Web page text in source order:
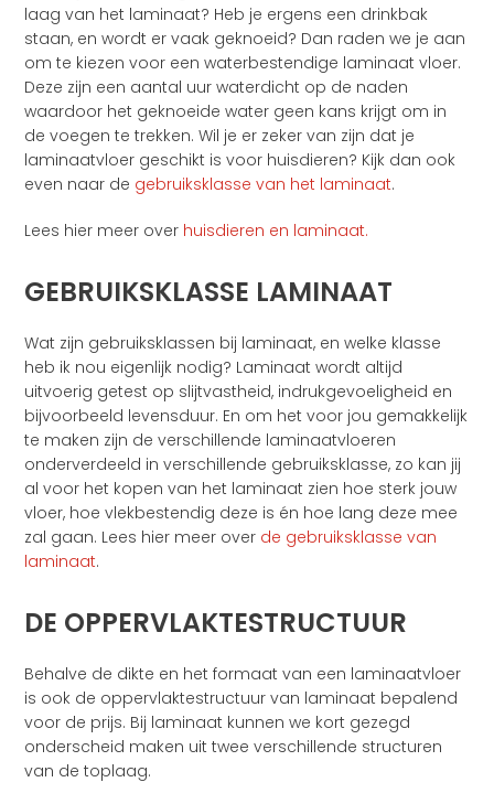
laag van het laminaat? Heb je ergens een drinkbak
staan, en wordt er vaak geknoeid? Dan raden we je aan
om te kiezen voor een waterbestendige laminaat vloer.
Deze zijn een aantal uur waterdicht op de naden
waardoor het geknoeide water geen kans krijgt om in
de voegen te trekken. Wil je er zeker van zijn dat je
laminaatvloer geschikt is voor huisdieren? Kijk dan ook
even naar de gebruiksklasse van het laminaat.
Lees hier meer over huisdieren en laminaat.
GEBRUIKSKLASSE LAMINAAT
Wat zijn gebruiksklassen bij laminaat, en welke klasse
heb ik nou eigenlijk nodig? Laminaat wordt altijd
uitvoerig getest op slijtvastheid, indrukgevoeligheid en
bijvoorbeeld levensduur. En om het voor jou gemakkelijk
te maken zijn de verschillende laminaatvloeren
onderverdeeld in verschillende gebruiksklasse, zo kan jij
al voor het kopen van het laminaat zien hoe sterk jouw
vloer, hoe vlekbestendig deze is én hoe lang deze mee
zal gaan. Lees hier meer over de gebruiksklasse van
laminaat.
DE OPPERVLAKTESTRUCTUUR
Behalve de dikte en het formaat van een laminaatvloer
is ook de oppervlaktestructuur van laminaat bepalend
voor de prijs. Bij laminaat kunnen we kort gezegd
onderscheid maken uit twee verschillende structuren
van de toplaag.